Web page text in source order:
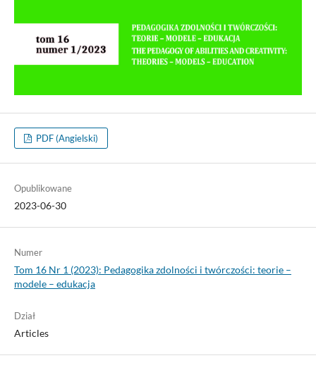
PDF (Angielski)
Opublikowane
2023-06-30
Numer
Tom 16 Nr 1 (2023): Pedagogika zdolności i twórczości: teorie –
modele – edukacja
Dział
Articles